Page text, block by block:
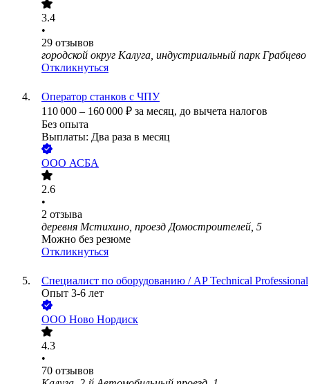
3.4
•
29 отзывов
городской округ Калуга, индустриальный парк Грабцево
Откликнуться
Оператор станков с ЧПУ
110 000 – 160 000 ₽ за месяц, до вычета налогов
Без опыта
Выплаты: Два раза в месяц
ООО АСБА
2.6
•
2 отзыва
деревня Мстихино, проезд Домостроителей, 5
Можно без резюме
Откликнуться
Специалист по оборудованию / AP Technical Professional
Опыт 3-6 лет
ООО Ново Нордиск
4.3
•
70 отзывов